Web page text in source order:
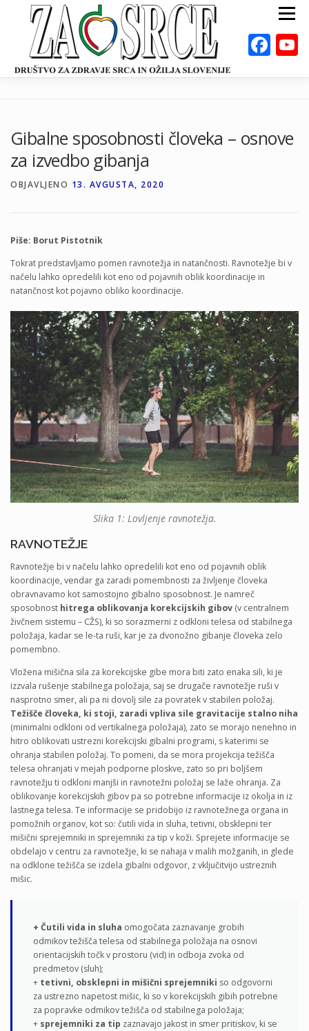
Preskoči
Meni
DEJAVNOSTI ODKLOP-I VAROVALNA ŽIVILA
DOGODKI
Gibalne sposobnosti človeka – osnove
za izvedbo gibanja
OBJAVLJENO 13. AVGUSTA, 2020
Piše: Borut Pistotnik
Tokrat predstavljamo pomen ravnotežja in natančnosti. Ravnotežje bi v
načelu lahko opredelili kot eno od pojavnih oblik koordinacije in
natančnost kot pojavno obliko koordinacije.
Slika 1: Lovljenje ravnotežja.
RAVNOTEŽJE
Ravnotežje bi v načelu lahko opredelili kot eno od pojavnih oblik
koordinacije, vendar ga zaradi pomembnosti za življenje človeka
obravnavamo kot samostojno gibalno sposobnost. Je namreč
sposobnost hitrega oblikovanja korekcijskih gibov (v centralnem
živčnem sistemu – CŽS), ki so sorazmerni z odkloni telesa od stabilnega
položaja, kadar se le-ta ruši, kar je za dvonožno gibanje človeka zelo
pomembno.
Vložena mišična sila za korekcijske gibe mora biti zato enaka sili, ki je
izzvala rušenje stabilnega položaja, saj se drugače ravnotežje ruši v
nasprotno smer, ali pa ni dovolj sile za povratek v stabilen položaj.
Težišče človeka, ki stoji, zaradi vpliva sile gravitacije stalno niha
(minimalni odkloni od vertikalnega položaja), zato se morajo nenehno in
hitro oblikovati ustrezni korekcijski gibalni programi, s katerimi se
ohranja stabilen položaj. To pomeni, da se mora projekcija težišča
telesa ohranjati v mejah podporne ploskve, zato so pri boljšem
ravnotežju ti odkloni manjši in ravnotežni položaj se laže ohranja. Za
oblikovanje korekcijskih gibov pa so potrebne informacije iz okolja in iz
lastnega telesa. Te informacije se pridobijo iz ravnotežnega organa in
pomožnih organov, kot so: čutili vida in sluha, tetivni, obsklepni ter
mišični sprejemniki in sprejemniki za tip v koži. Sprejete informacije se
obdelajo v centru za ravnotežje, ki se nahaja v malih možganih, in glede
na odklone težišča se izdela gibalni odgovor, z vključitvijo ustreznih
mišic.
+ Čutili vida in sluha omogočata zaznavanje grobih
odmikov težišča telesa od stabilnega položaja na osnovi
orientacijskih točk v prostoru (vid) in odboja zvoka od
predmetov (sluh);
+ tetivni, obsklepni in mišični sprejemniki so odgovorni
za ustrezno napetost mišic, ki so v korekcijskih gibih potrebne
za popravke odmikov težišča od stabilnega položaja;
+ sprejemniki za tip zaznavajo jakost in smer pritiskov, ki se